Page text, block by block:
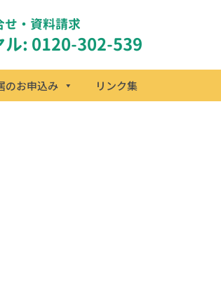
せ・資料請求
ル: 0120-302-539
のお申込み リンク集